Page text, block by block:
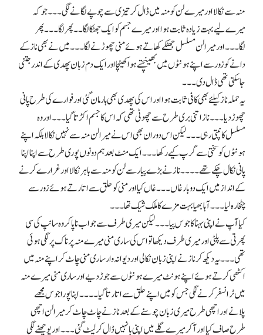
منہ سے نکالا اور میرے لن کو منہ میں ڈال کر تیزی سے چوپے لگانے لگی۔۔۔ جو کہ
میرے لیے بہت زیادہ ثابت ہوا اور میرے جسم کو ایک جھٹکا لگا۔۔ پھر لگا۔۔۔ پھر
لگا۔۔۔ اور میرا لن مسلسل جھٹکے کھاتے ہوئے منی چھوڑنے لگا۔۔۔ میں نے بھی ناز کے
دانے کو زور سے اپنے ہونٹوں میں بھینچتے ہوا کھینچا اور ایک دم زبان پھدی کے اندر جتنی
جا سکتی تھی ڈال دی۔۔۔
یہ حملہ ناز کیلئے بھی کافی ثابت ہوا اور اس کی پھدی بھی ہار مان گئی اور فوارے کی طرح پانی
چھوڑ دیا۔۔۔ ناز اتنی بری طرح سے چھوٹی تھی کہ اس کا جسم اکڑتا گیا۔۔۔ اور وہ
مسلسل کانپتی رہی۔۔۔ لیکن اس دوران بھی اس نے میرا لن منہ سے نہیں نکالا بلکہ اپنے
ہونٹوں کو سختی سے گرپ کیے رکھا۔۔۔ ایک منٹ بعد ہم دونوں پوری طرح سے اپنا اپنا
پانی نکال چکے تھے۔۔۔۔ ناز نے بڑے پیار سے لن کو منہ سے باہر نکالا اور غرارے کرنے
کے انداز میں ایک دو بار غاں۔۔۔ غاں کیا اور منی کو حلق سے اتارتے ہوئے زور سے
چٹخارہ لیا۔۔۔ آہا بھیا بہت مزے کا ملک شیک تھا۔۔۔
کیا آپ نے اپنی بہنا کا جوس پیا۔۔۔ لیکن میری طرف سے جواب نا پا کر وہ سانپ کی سی
پھرتی سے پلٹی اور میری طرف دیکھا تو اس کی ساری منی میرے منہ پر ناک پر لگی ہوئی
تھی۔۔۔ یہ دیکھ کر ناز نے اپنی زبان نکالی اور دیوانہ وار ساری منی چاٹ کر اپنے منہ میں
اکٹھی کرتے ہوئے اپنے ہونٹ میرے ہونٹوں سے جوڑ دیے اور ساری منی میرے منہ
میں ٹرانسفر کرنے لگی جس کو میں اپنے حلق سے اتارتا گیا ۔۔۔۔ اپنا پورا جوس مجھے
پلانے اور اچھی طرح میری زبان چوسنے کے بعد ناز نے چاٹ چاٹ کر میرا لن اچھی
طرح صاف کیا اور آکر میرے گلے میں اپنی بانہیں ڈال کر لیٹ گئی۔۔۔ اور پوچھنے لگی